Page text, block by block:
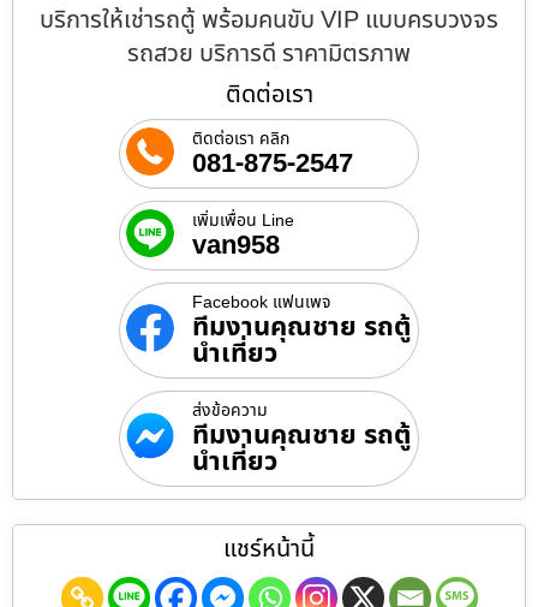
บริการให้เช่ารถตู้ พร้อมคนขับ VIP แบบครบวงจร
รถสวย บริการดี ราคามิตรภาพ
ติดต่อเรา
ติดต่อเรา คลิก
081-875-2547
เพิ่มเพื่อน Line
van958
Facebook แฟนเพจ
ทีมงานคุณชาย รถตู้
นำเที่ยว
ส่งข้อความ
ทีมงานคุณชาย รถตู้
นำเที่ยว
แชร์หน้านี้